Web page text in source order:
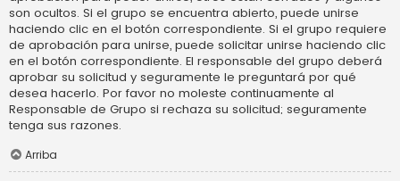
son ocultos. Si el grupo se encuentra abierto, puede unirse
haciendo clic en el botón correspondiente. Si el grupo requiere
de aprobación para unirse, puede solicitar unirse haciendo clic
en el botón correspondiente. El responsable del grupo deberá
aprobar su solicitud y seguramente le preguntará por qué
desea hacerlo. Por favor no moleste continuamente al
Responsable de Grupo si rechaza su solicitud; seguramente
tenga sus razones.
Arriba